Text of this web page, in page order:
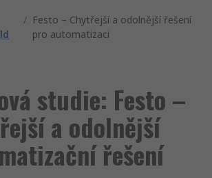
/ Festo – Chytřejší a odolnější řešení
pro automatizaci
studie: Festo –
a odolnější
řešení